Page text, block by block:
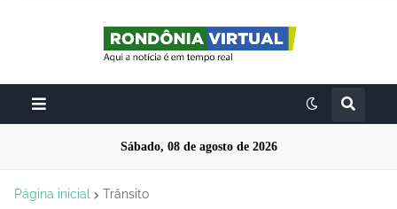
Sábado, 08 de agosto de 2026
Página inicial Trânsito